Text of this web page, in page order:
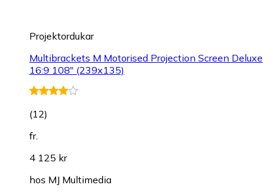
Projektordukar
Multibrackets M Motorised Projection Screen Deluxe
16:9 108" (239x135)
(12)
fr.
4 125 kr
hos MJ Multimedia